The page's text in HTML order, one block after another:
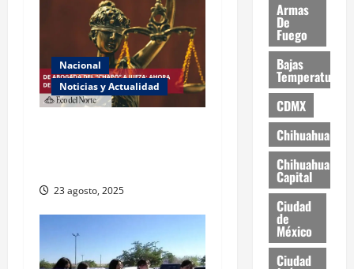
Nacional
Noticias y Actualidad
23 agosto, 2025
Armas
De
Fuego
Bajas
Temperaturas
CDMX
Chihuahua
Chihuahua
Capital
Ciudad
de
México
Ciudad